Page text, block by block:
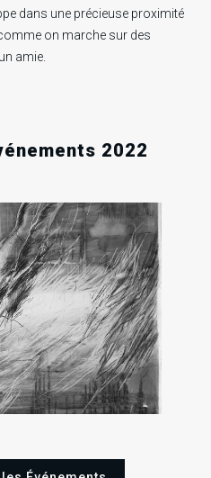
dans une précieuse proximité
on marche sur des
amie.
2022
EN COURS
..